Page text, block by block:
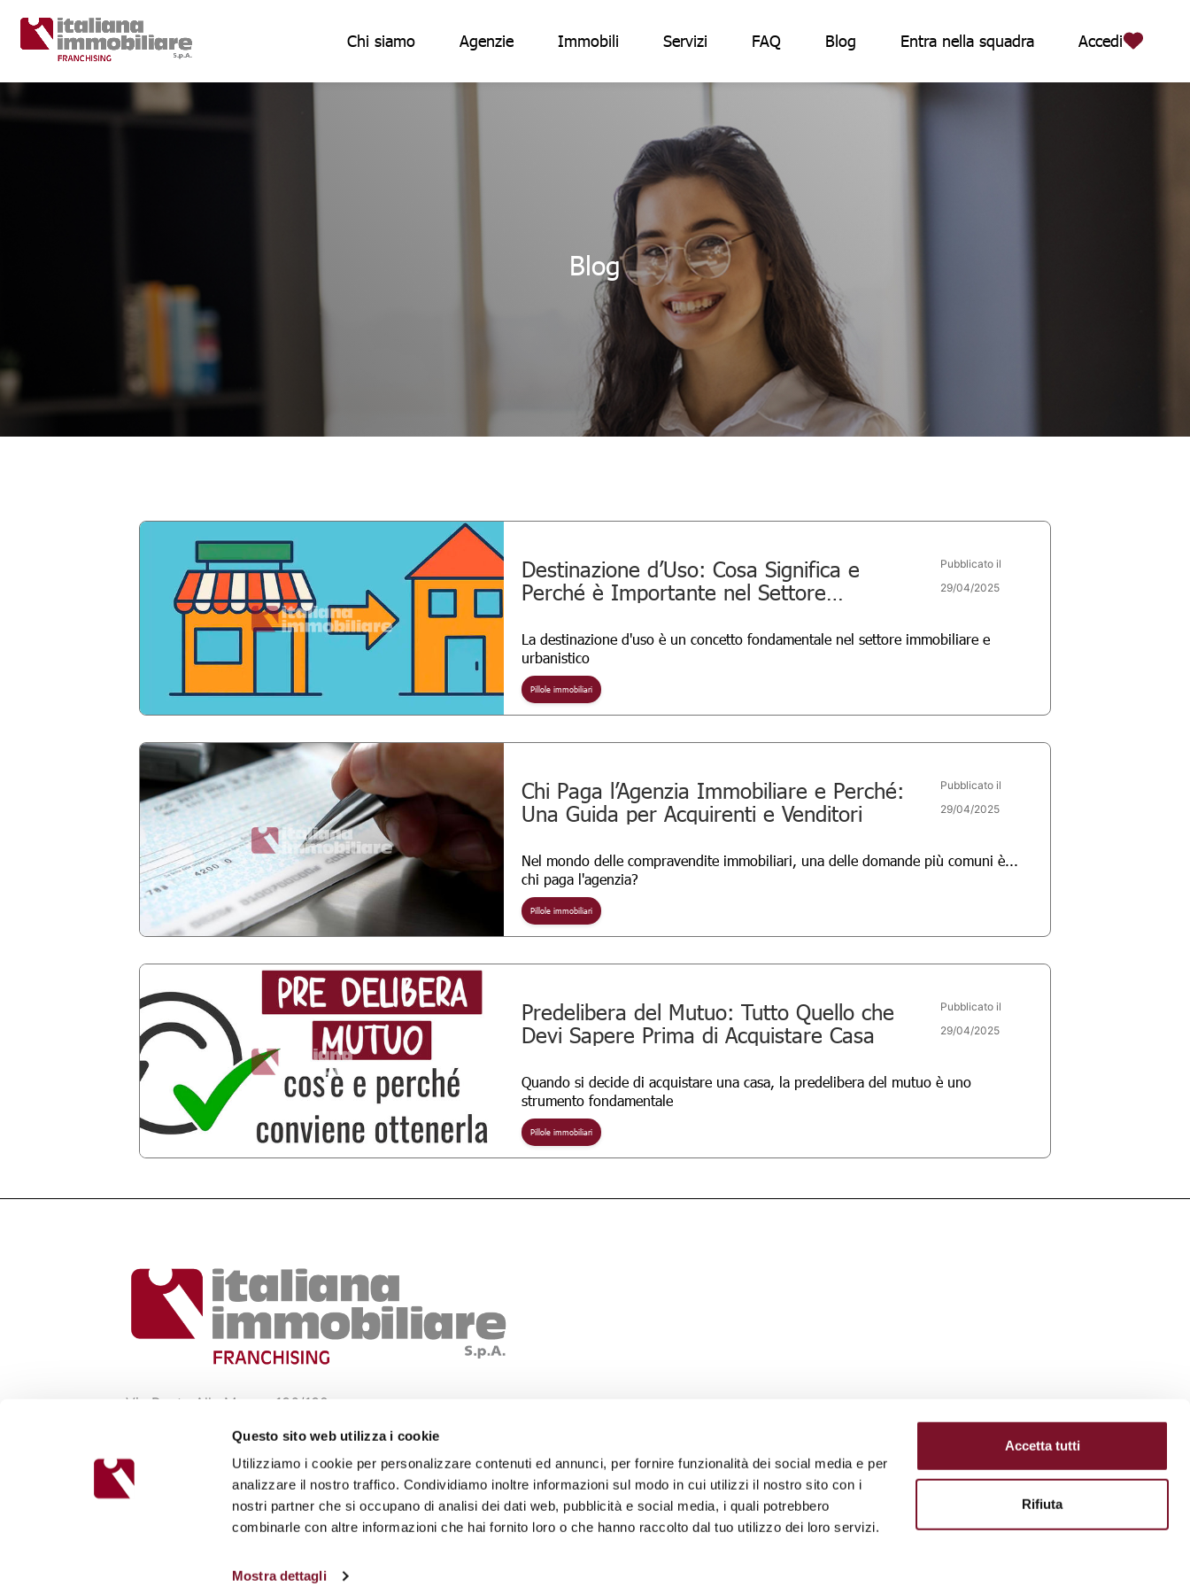
Questo sito web utilizza i cookie
Utilizziamo i cookie per personalizzare contenuti ed annunci, per fornire funzionalità dei social media e per
analizzare il nostro traffico. Condividiamo inoltre informazioni sul modo in cui utilizzi il nostro sito con i
nostri partner che si occupano di analisi dei dati web, pubblicità e social media, i quali potrebbero
combinarle con altre informazioni che hai fornito loro o che hanno raccolto dal tuo utilizzo dei loro servizi.
Mostra dettagli
Accetta tutti
Rifiuta
Chi siamo Agenzie Immobili Servizi FAQ Blog Entra nella squadra Accedi
Blog
Destinazione d’Uso: Cosa Significa e
Perché è Importante nel Settore
Pubblicato il
29/04/2025
La destinazione d'uso è un concetto fondamentale nel settore immobiliare e
urbanistico
Pillole immobiliari
Chi Paga l’Agenzia Immobiliare e Perché:
Una Guida per Acquirenti e Venditori
Pubblicato il
29/04/2025
Nel mondo delle compravendite immobiliari, una delle domande più comuni è...
chi paga l'agenzia?
Pillole immobiliari
Predelibera del Mutuo: Tutto Quello che
Devi Sapere Prima di Acquistare Casa
Pubblicato il
29/04/2025
Quando si decide di acquistare una casa, la predelibera del mutuo è uno
strumento fondamentale
Pillole immobiliari
Via Ponte Alle Mosse, 136/138,
Mail: italiana@italianaimmobiliare.it
Valuta la tua casa
Magazine
Agenzie
Entra nella squadra